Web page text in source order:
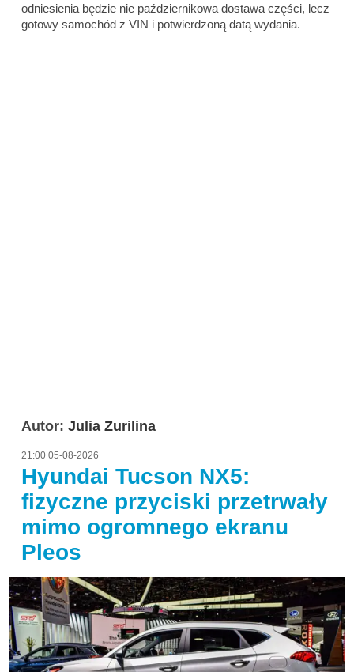
odniesienia będzie nie październikowa dostawa części, lecz
gotowy samochód z VIN i potwierdzoną datą wydania.
Autor: Julia Zurilina
21:00 05-08-2026
Hyundai Tucson NX5:
fizyczne przyciski przetrwały
mimo ogromnego ekranu
Pleos